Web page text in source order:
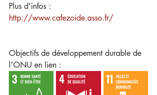
Plus d'infos :
http://www.cafezoide.asso.fr/
Objectifs de développement durable de
l'ONU en lien :